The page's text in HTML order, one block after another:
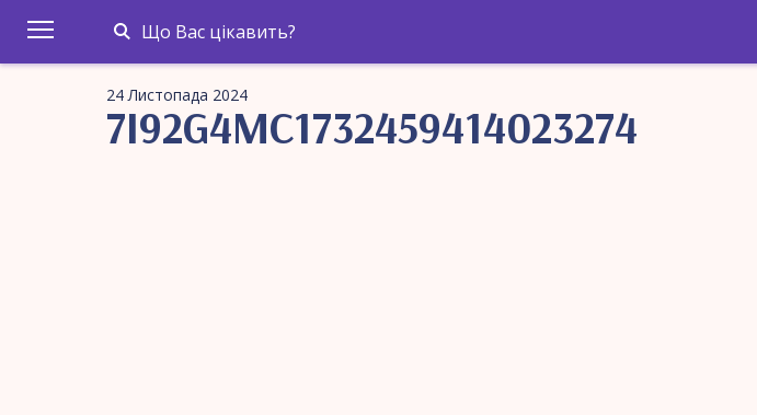
Що Вас цікавить?
24 Листопада 2024
7I92G4MC1732459414023274